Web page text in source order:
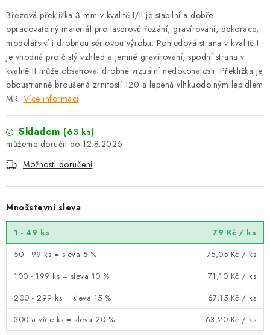
Březová překližka 3 mm v kvalitě I/II je stabilní a dobře
opracovatelný materiál pro laserové řezání, gravírování, dekorace,
modelářství i drobnou sériovou výrobu. Pohledová strana v kvalitě I
je vhodná pro čistý vzhled a jemné gravírování, spodní strana v
kvalitě II může obsahovat drobné vizuální nedokonalosti. Překližka je
oboustranně broušená zrnitostí 120 a lepená vlhkuodolným lepidlem
MR. Více informací
Skladem (63 ks)
12.8.2026
Možnosti doručení
Množstevní sleva
1 - 49 ks 79 Kč / ks
50 - 99 ks = sleva 5 %
75,05 Kč / ks
100 - 199 ks = sleva 10 %
71,10 Kč / ks
200 - 299 ks = sleva 15 %
67,15 Kč / ks
300 a více ks = sleva 20 %
63,20 Kč / ks